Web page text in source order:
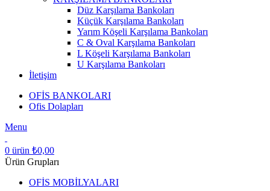
Düz Karşılama Bankoları
Küçük Karşılama Bankoları
Yarım Köşeli Karşılama Bankoları
C & Oval Karşılama Bankoları
L Köşeli Karşılama Bankoları
U Karşılama Bankoları
İletişim
OFİS BANKOLARI
Ofis Dolapları
Menu
0 ürün ₺0,00
Ürün Grupları
OFİS MOBİLYALARI